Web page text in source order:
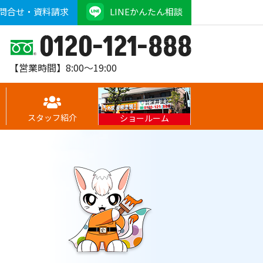
合せ・資料請求 LINEかんたん相談
0120-121-888
【営業時間】8:00～19:00
スタッフ紹介 ショールーム